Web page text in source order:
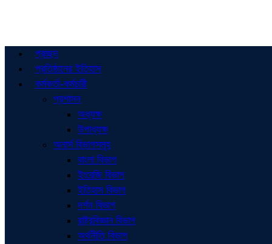
প্রচ্ছদ
প্রতিষ্ঠানের ইতিহাস
কর্মকর্তা-কর্মচারী
প্রশাসন
অধ্যক্ষ
উপাধ্যক্ষ
অনার্স বিভাগসমূহ
বাংলা বিভাগ
ইংরেজি বিভাগ
ইতিহাস বিভাগ
দর্শন বিভাগ
রাষ্ট্রবিজ্ঞান বিভাগ
অর্থনীতি বিভাগ